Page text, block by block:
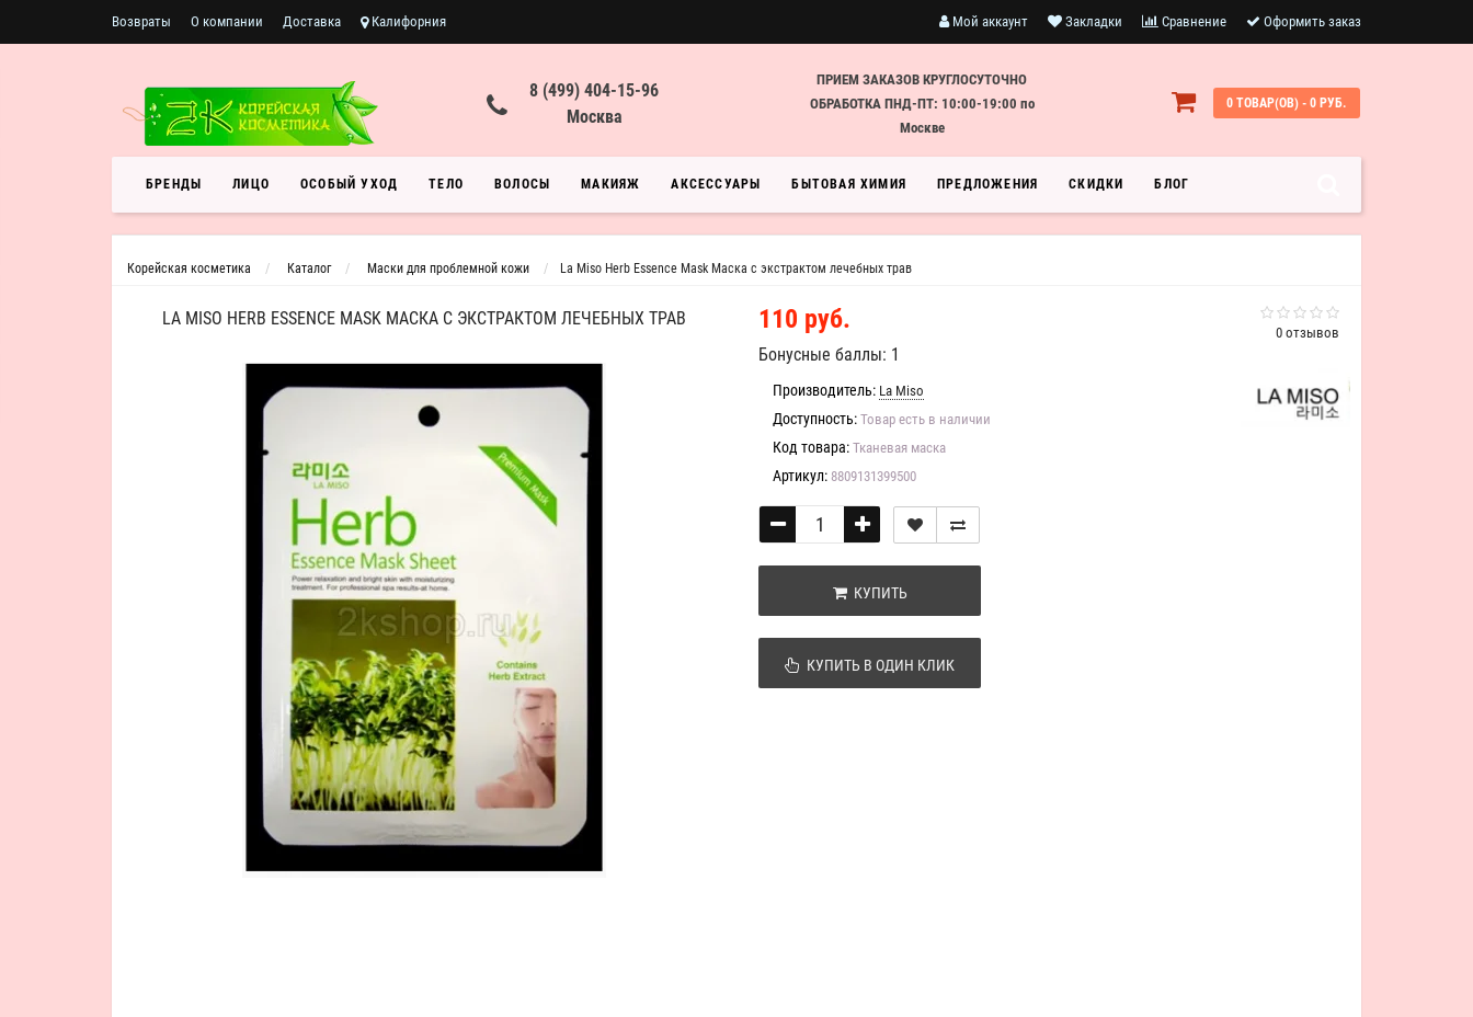
Возвраты О компании Доставка Калифорния Мой аккаунт Закладки Сравнение Оформить заказ
8 (499) 404-15-96
Москва
ПРИЕМ ЗАКАЗОВ КРУГЛОСУТОЧНО
ОБРАБОТКА ПНД-ПТ: 10:00-19:00 по
Москве
0 ТОВАР(ОВ) - 0 РУБ.
БРЕНДЫ ЛИЦО ОСОБЫЙ УХОД ТЕЛО ВОЛОСЫ МАКИЯЖ АКСЕССУАРЫ БЫТОВАЯ ХИМИЯ ПРЕДЛОЖЕНИЯ СКИДКИ БЛОГ
Корейская косметика Каталог Маски для проблемной кожи La Miso Herb Essence Mask Маска с экстрактом лечебных трав
LA MISO HERB ESSENCE MASK МАСКА С ЭКСТРАКТОМ ЛЕЧЕБНЫХ ТРАВ
0 отзывов
110 руб.
Бонусные баллы: 1
Производитель: La Miso
Доступность: Товар есть в наличии
Код товара: Тканевая маска
Артикул: 8809131399500
КУПИТЬ
КУПИТЬ В ОДИН КЛИК